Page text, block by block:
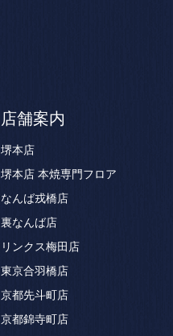
店舗案内
堺本店
堺本店 本焼専門フロア
なんば戎橋店
裏なんば店
リンクス梅田店
東京合羽橋店
京都先斗町店
京都錦寺町店